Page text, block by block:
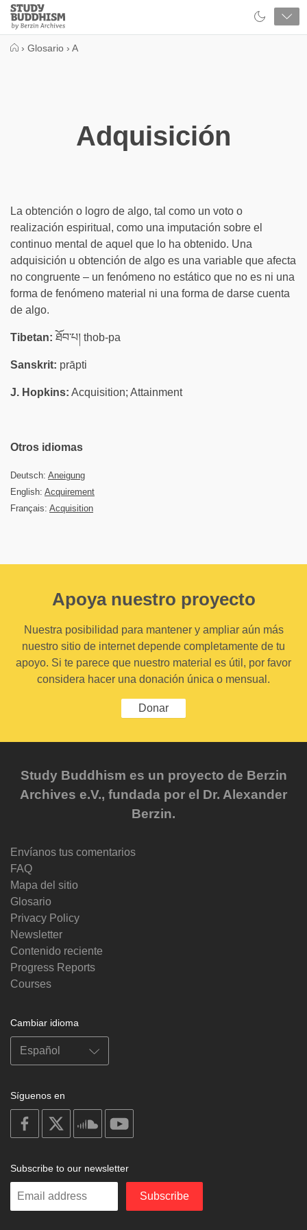
Close
Study
Buddhism
› Glosario › A
Adquisición
La obtención o logro de algo, tal como un voto o
realización espiritual, como una imputación sobre el
continuo mental de aquel que lo ha obtenido. Una
adquisición u obtención de algo es una variable que afecta
no congruente – un fenómeno no estático que no es ni una
forma de fenómeno material ni una forma de darse cuenta
de algo.
Tibetan: ཐོབ་པ། thob-pa
Sanskrit: prāpti
J. Hopkins: Acquisition; Attainment
Otros idiomas
Deutsch: Aneigung
English: Acquirement
Français: Acquisition
Apoya nuestro proyecto
Nuestra posibilidad para mantener y ampliar aún más
nuestro sitio de internet depende completamente de tu
apoyo. Si te parece que nuestro material es útil, por favor
considera hacer una donación única o mensual.
Donar
Study Buddhism es un proyecto de Berzin
Archives e.V., fundada por el Dr. Alexander
Berzin.
Envíanos tus comentarios
FAQ
Mapa del sitio
Glosario
Privacy Policy
Newsletter
Contenido reciente
Progress Reports
Courses
Cambiar idioma
Síguenos en
on
facebook
soundcloud
Subscribe to our newsletter
Enter
Subscribe